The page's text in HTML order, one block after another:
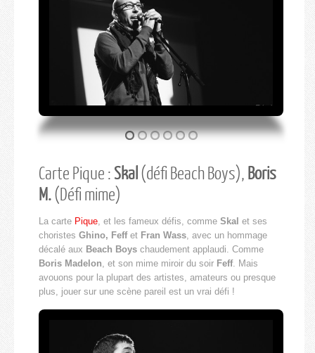
Carte Pique : Skal(défi Beach Boys), Boris
M.(Défi mime)
La carte Pique , et les fameux défis, comme Skal et ses
choristes Ghino, Feffet Fran Wass , avec un hommage
décalé aux Beach Boys chaudement applaudi. Comme
Boris Madelon , et son mime miroir du soir Feff. Mais
avouons pour la plupart des artistes, amateurs ou presque
plus, jouer sur une scène pareil est un vrai défi !